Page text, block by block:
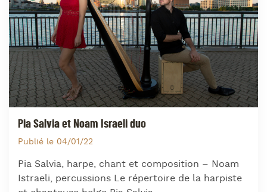
Pia Salvia et Noam Israeli duo
Publié le 04/01/22
Pia Salvia, harpe, chant et composition – Noam
Istraeli, percussions Le répertoire de la harpiste